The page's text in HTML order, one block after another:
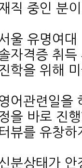
직 중인 분
울 유명여대
자격증 취득
학을 위해
어관련일을
을 바로 진
터뷰를 유창
분상태가